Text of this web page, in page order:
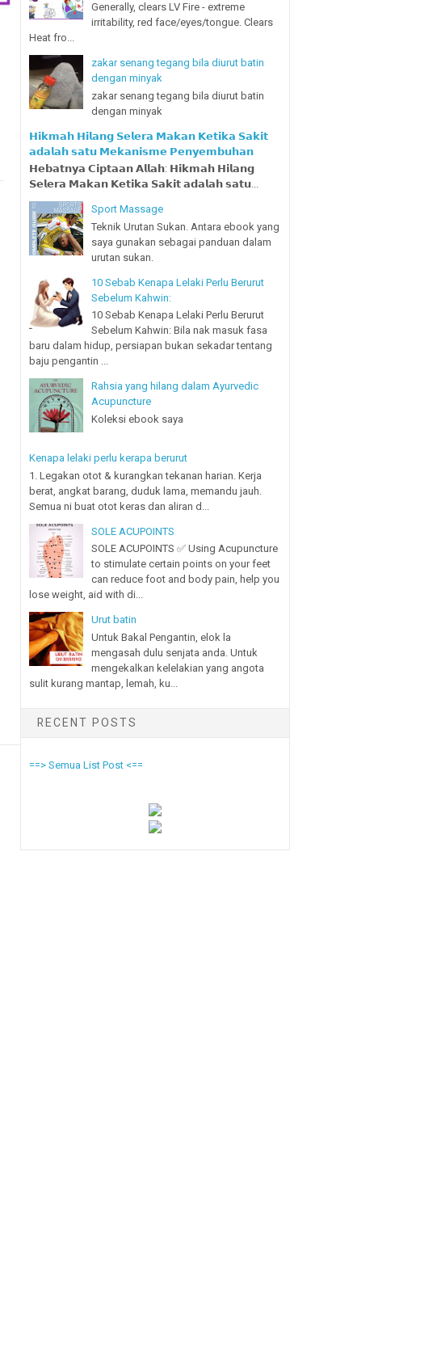
Generally, clears LV Fire - extreme
irritability, red face/eyes/tongue. Clears
Heat fro...
zakar senang tegang bila diurut batin
dengan minyak
zakar senang tegang bila diurut batin
dengan minyak
𝗛𝗶𝗸𝗺𝗮𝗵 𝗛𝗶𝗹𝗮𝗻𝗴 𝗦𝗲𝗹𝗲𝗿𝗮 𝗠𝗮𝗸𝗮𝗻 𝗞𝗲𝘁𝗶𝗸𝗮 𝗦𝗮𝗸𝗶𝘁
𝗮𝗱𝗮𝗹𝗮𝗵 𝘀𝗮𝘁𝘂 𝗠𝗲𝗸𝗮𝗻𝗶𝘀𝗺𝗲 𝗣𝗲𝗻𝘆𝗲𝗺𝗯𝘂𝗵𝗮𝗻
𝗛𝗲𝗯𝗮𝘁𝗻𝘆𝗮 𝗖𝗶𝗽𝘁𝗮𝗮𝗻 𝗔𝗹𝗹𝗮𝗵: 𝗛𝗶𝗸𝗺𝗮𝗵 𝗛𝗶𝗹𝗮𝗻𝗴
𝗦𝗲𝗹𝗲𝗿𝗮 𝗠𝗮𝗸𝗮𝗻 𝗞𝗲𝘁𝗶𝗸𝗮 𝗦𝗮𝗸𝗶𝘁 𝗮𝗱𝗮𝗹𝗮𝗵 𝘀𝗮𝘁𝘂...
Sport Massage
Teknik Urutan Sukan. Antara ebook yang
saya gunakan sebagai panduan dalam
urutan sukan.
10 Sebab Kenapa Lelaki Perlu Berurut
Sebelum Kahwin:
10 Sebab Kenapa Lelaki Perlu Berurut
Sebelum Kahwin: Bila nak masuk fasa
baru dalam hidup, persiapan bukan sekadar tentang
baju pengantin ...
Rahsia yang hilang dalam Ayurvedic
Acupuncture
Koleksi ebook saya
Kenapa lelaki perlu kerapa berurut
1. Legakan otot & kurangkan tekanan harian. Kerja
berat, angkat barang, duduk lama, memandu jauh.
Semua ni buat otot keras dan aliran d...
SOLE ACUPOINTS
SOLE ACUPOINTS ✅ Using Acupuncture
to stimulate certain points on your feet
can reduce foot and body pain, help you
lose weight, aid with di...
Urut batin
Untuk Bakal Pengantin, elok la
mengasah dulu senjata anda. Untuk
mengekalkan kelelakian yang angota
sulit kurang mantap, lemah, ku...
RECENT POSTS
==> Semua List Post <==